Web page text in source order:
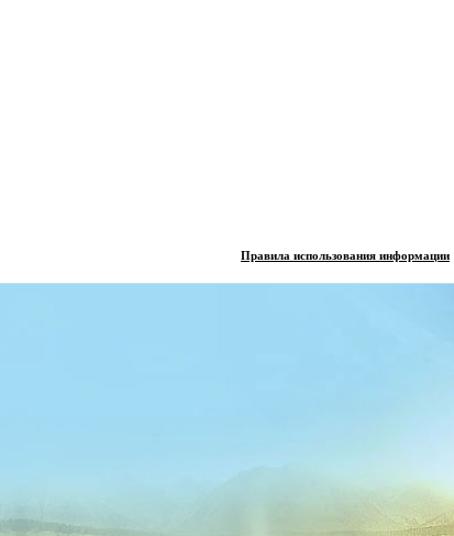
Правила использования информации